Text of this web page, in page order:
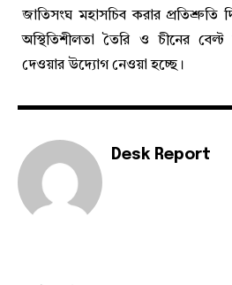
জাতিসংঘ মহাসচিব করার প্রতিশ্রুতি
অস্থিতিশীলতা তৈরি ও চীনের বেল্ট
দেওয়ার উদ্যোগ নেওয়া হচ্ছে।
Desk Report